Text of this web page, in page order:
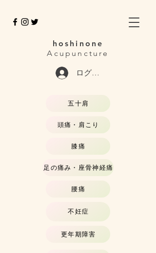
hoshinone
Acupuncture
ログイン
五十肩
頭痛・肩こり
膝痛
足の痛み・座骨神経痛
腰痛
不妊症
更年期障害